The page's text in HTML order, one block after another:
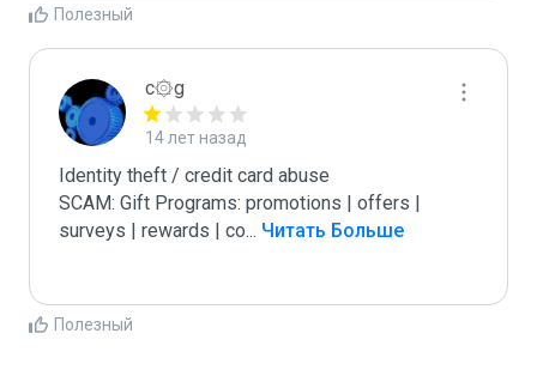
Полезный
c۞g
14 лет назад
Identity theft / credit card abuse
SCAM: Gift Programs: promotions | offers |
surveys | rewards | co... Читать Больше
Полезный